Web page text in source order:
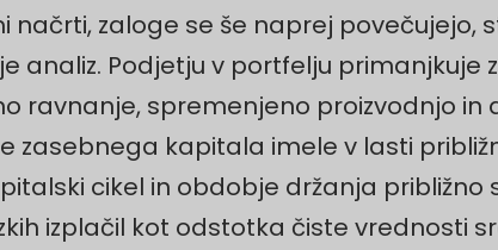
načrti, zaloge se še naprej
analiz. Podjetju v portfelju
ravnanje, spremenjeno proizvodnjo in
zasebnega kapitala imele v lasti
cikel in obdobje držanja
izplačil kot odstotka čiste vrednosti